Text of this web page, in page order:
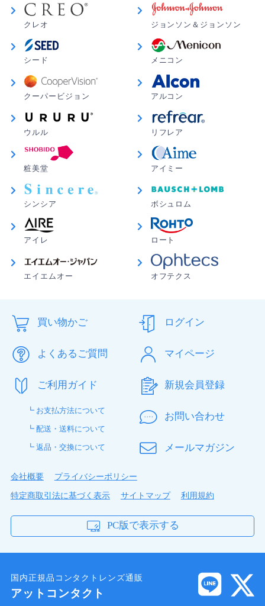
厚わずか0.05mmの超薄型レンズ。しかもレンズ
周辺部がなめらかなシード独自のデザインで、1
日ずっと快適なつけ心地です。1日使い捨てコン
やすさもひとつにしました。さらに今回UVカッ
トもついて紫外線対策も万全！
クレオ ジョンソン＆ジョンソン
シード メニコン
クーパービジョン アルコン
ウルル リフレア
粧美堂 アイミー
シンシア ボシュロム
アイレ ロート
エイエムオー オフテクス
買い物かご
よくあるご質問
ご利用ガイド
┗ お支払方法について
┗ 配送・送料について
┗ 返品・交換について
ログイン
マイページ
新規会員登録
お問い合わせ
メールマガジン
会社概要
プライバシーポリシー
特定商取引法に基づく表示
サイトマップ 利用規約
PC版で表示する
国内正規品コンタクトレンズ通販
アットコンタクト